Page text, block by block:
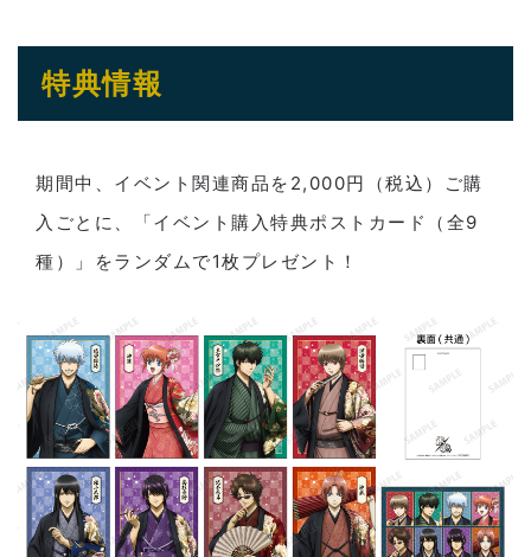
特典情報
期間中、イベント関連商品を2,000円（税込）ご購
入ごとに、「イベント購入特典ポストカード（全9
種）」をランダムで1枚プレゼント！